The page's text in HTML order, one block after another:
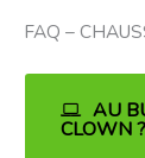
FAQ –
AU
CLOWN ?